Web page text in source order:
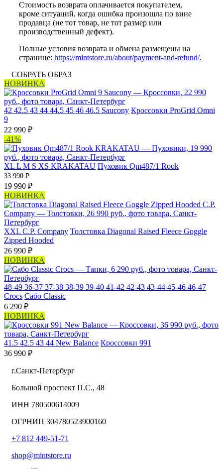
Стоимость возврата оплачивается покупателем,
кроме ситуаций, когда ошибка произошла по вине
продавца (не тот товар, не тот размер или
производственный дефект).
Полные условия возврата и обмена размещены на
странице: https://mintstore.ru/about/payment-and-refund/.
СОБРАТЬ ОБРАЗ
НОВИНКА
42 42.5 43 44 44.5 45 46 46.5 Saucony Кроссовки ProGrid Omni
9
22 990 ₽
-41%
XL L M S XS KRAKATAU Пуховик Qm487/1 Rook
33 990 ₽
19 990 ₽
НОВИНКА
XXL C.P. Company Толстовка Diagonal Raised Fleece Goggle
Zipped Hooded
26 990 ₽
НОВИНКА
48-49 36-37 37-38 38-39 39-40 41-42 42-43 43-44 45-46 46-47
Crocs Сабо Classic
6 290 ₽
НОВИНКА
41.5 42.5 43 44 New Balance Кроссовки 991
36 990 ₽
г.Санкт-Петербург
Большой проспект П.С., 48
ИНН 780500614009
ОГРНИП 304780523900160
+7 812 449-51-71
shop@mintstore.ru